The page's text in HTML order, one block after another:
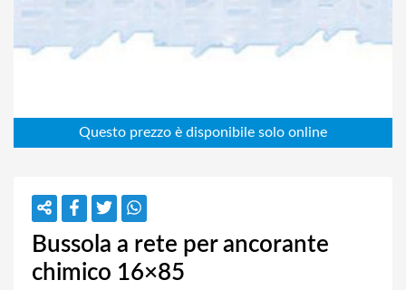
Bussola a rete per ancorante
chimico 16×85